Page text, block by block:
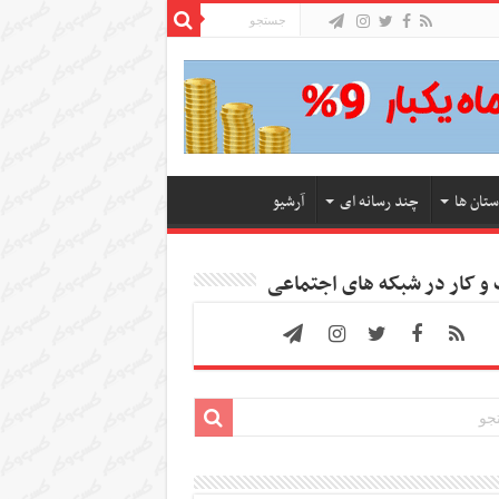
ها چند رسانه ای آرشیو
کار در شبکه های اجتماعی